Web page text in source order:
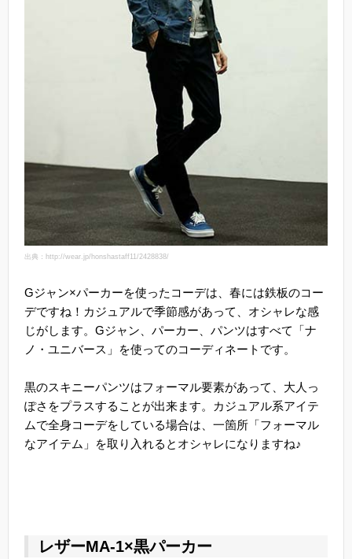
出典：http://wear.jp/honshastaff11/2428838/
Gジャン×パーカーを使ったコーデは、春には鉄板のコー
デですね！カジュアルで季節感があって、オシャレな感
じがします。Gジャン、パーカー、パンツはすべて「ナ
ノ・ユニバース」を使ってのコーディネートです。
黒のスキニーパンツはフォーマル要素があって、大人っ
ぽさをプラスすることが出来ます。カジュアル系アイテ
ムで全身コーデをしている場合は、一箇所「フォーマル
なアイテム」を取り入れるとオシャレになりますね♪
レザーMA-1×黒パーカー